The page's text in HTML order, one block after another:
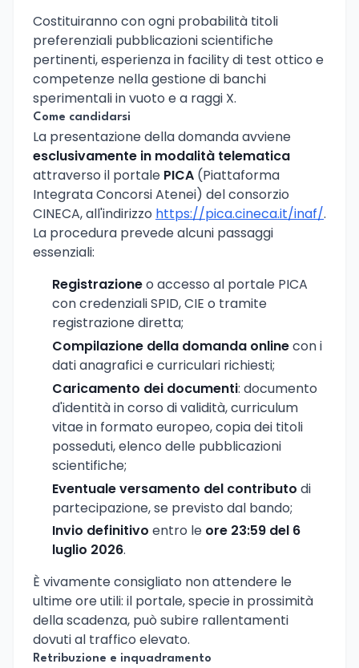
Costituiranno con ogni probabilità titoli
preferenziali pubblicazioni scientifiche
pertinenti, esperienza in facility di test ottico e
competenze nella gestione di banchi
sperimentali in vuoto e a raggi X.
Come candidarsi
La presentazione della domanda avviene
esclusivamente in modalità telematica
attraverso il portale PICA (Piattaforma
Integrata Concorsi Atenei) del consorzio
CINECA, all'indirizzo https://pica.cineca.it/inaf/.
La procedura prevede alcuni passaggi
essenziali:
Registrazioneo accesso al portale PICA
con credenziali SPID, CIE o tramite
registrazione diretta;
Compilazione della domanda onlinecon i
dati anagrafici e curriculari richiesti;
Caricamento dei documenti: documento
d'identità in corso di validità, curriculum
vitae in formato europeo, copia dei titoli
posseduti, elenco delle pubblicazioni
scientifiche;
Eventuale versamento del contributo di
partecipazione, se previsto dal bando;
Invio definitivo entro le ore 23:59 del 6
luglio 2026.
È vivamente consigliato non attendere le
ultime ore utili: il portale, specie in prossimità
della scadenza, può subire rallentamenti
dovuti al traffico elevato.
Retribuzione e inquadramento